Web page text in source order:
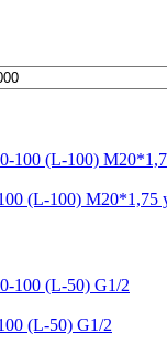
(L-100) М20*1,75
(L-50) G1/2